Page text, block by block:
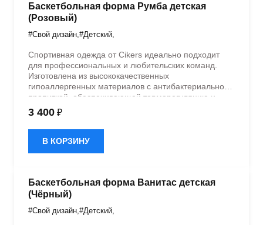
Баскетбольная форма Румба детская
(Розовый)
#Свой дизайн #Детский
Спортивная одежда от Cikers идеально подходит
для профессиональных и любительских команд.
Изготовлена из высококачественных
гипоаллергенных материалов с антибактериальной
пропиткой, обеспечивающей терморегуляцию и
быстрое влагоотведение. Одежда обладает
эластичностью в 5 направлениях и стильным
дизайном.
3 400 ₽
В КОРЗИНУ
Баскетбольная форма Ванитас детская
(Чёрный)
#Свой дизайн #Детский